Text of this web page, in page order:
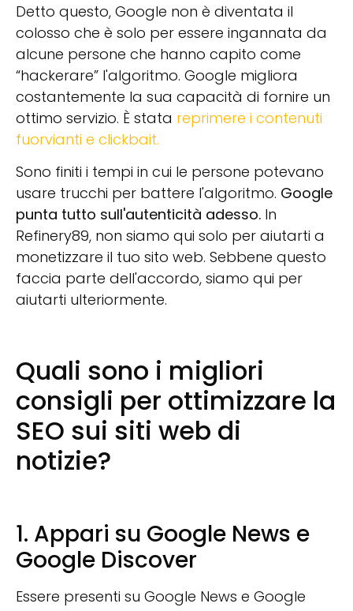
Detto questo, Google non è diventata il
colosso che è solo per essere ingannata da
alcune persone che hanno capito come
“hackerare” l'algoritmo. Google migliora
costantemente la sua capacità di fornire un
ottimo servizio. È stata reprimere i contenuti
fuorvianti e clickbait.
Sono finiti i tempi in cui le persone potevano
usare trucchi per battere l'algoritmo. Google
punta tutto sull'autenticità adesso. In
Refinery89, non siamo qui solo per aiutarti a
monetizzare il tuo sito web. Sebbene questo
faccia parte dell'accordo, siamo qui per
aiutarti ulteriormente.
Quali sono i migliori
consigli per ottimizzare la
SEO sui siti web di
notizie?
1. Appari su Google News e
Google Discover
Essere presenti su Google News e Google